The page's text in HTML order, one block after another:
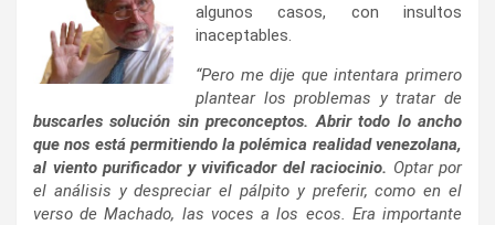
algunos casos, con insultos
inaceptables.
“Pero me dije que intentara primero
plantear los problemas y tratar de
buscarles solución sin preconceptos. Abrir todo lo ancho
que nos está permitiendo la polémica realidad venezolana,
al viento purificador y vivificador del raciocinio. Optar por
el análisis y despreciar el pálpito y preferir, como en el
verso de Machado, las voces a los ecos. Era importante